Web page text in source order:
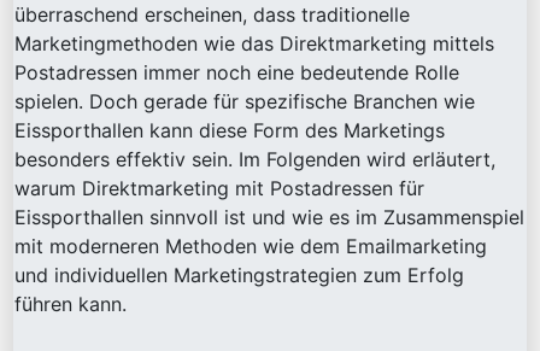
überraschend erscheinen, dass traditionelle
Marketingmethoden wie das Direktmarketing mittels
Postadressen immer noch eine bedeutende Rolle
spielen. Doch gerade für spezifische Branchen wie
Eissporthallen kann diese Form des Marketings
besonders effektiv sein. Im Folgenden wird erläutert,
warum Direktmarketing mit Postadressen für
Eissporthallen sinnvoll ist und wie es im Zusammenspiel
mit moderneren Methoden wie dem Emailmarketing
und individuellen Marketingstrategien zum Erfolg
führen kann.